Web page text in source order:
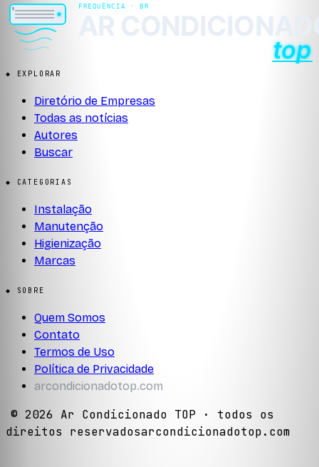
◆ EXPLORAR
Diretório de Empresas
Todas as notícias
Autores
Buscar
◆ CATEGORIAS
Instalação
Manutenção
Higienização
Marcas
◆ SOBRE
Quem Somos
Contato
Termos de Uso
Política de Privacidade
arcondicionadotop.com
© 2026 Ar Condicionado TOP · todos os
direitos reservadosarcondicionadotop.com